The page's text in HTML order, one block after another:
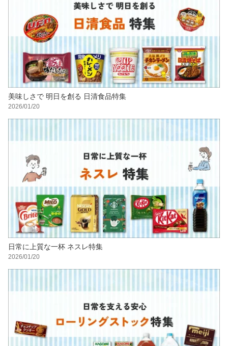
美味しさで 明日を創る 日清食品特集
2026/01/20
日常に上質な一杯 ネスレ特集
2026/01/20